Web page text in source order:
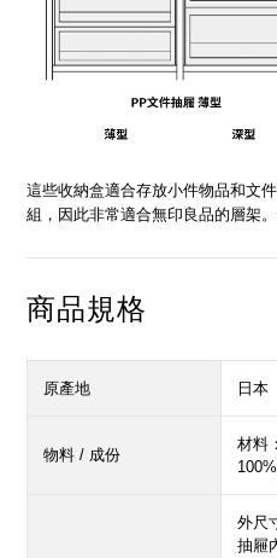
這些收納盒適合存放小件物品和文
組，因此非常適合無印良品的層架
商品規格
原產地 日本
物料 / 成份
材料
100%
外尺
抽屜